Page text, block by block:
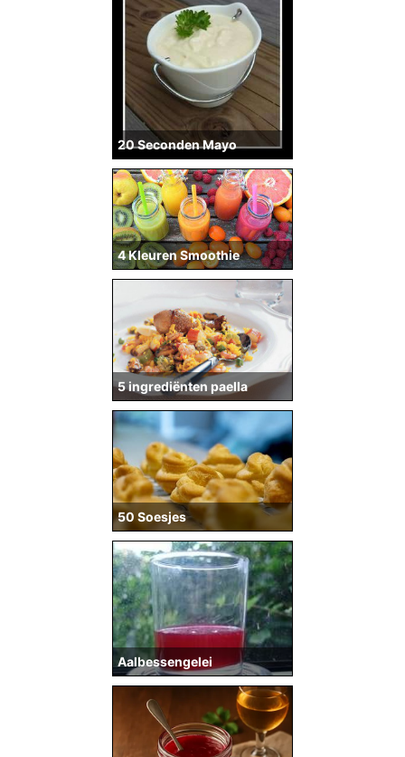
20 Seconden Mayo
4 Kleuren Smoothie
5 ingrediënten paella
50 Soesjes
Aalbessengelei